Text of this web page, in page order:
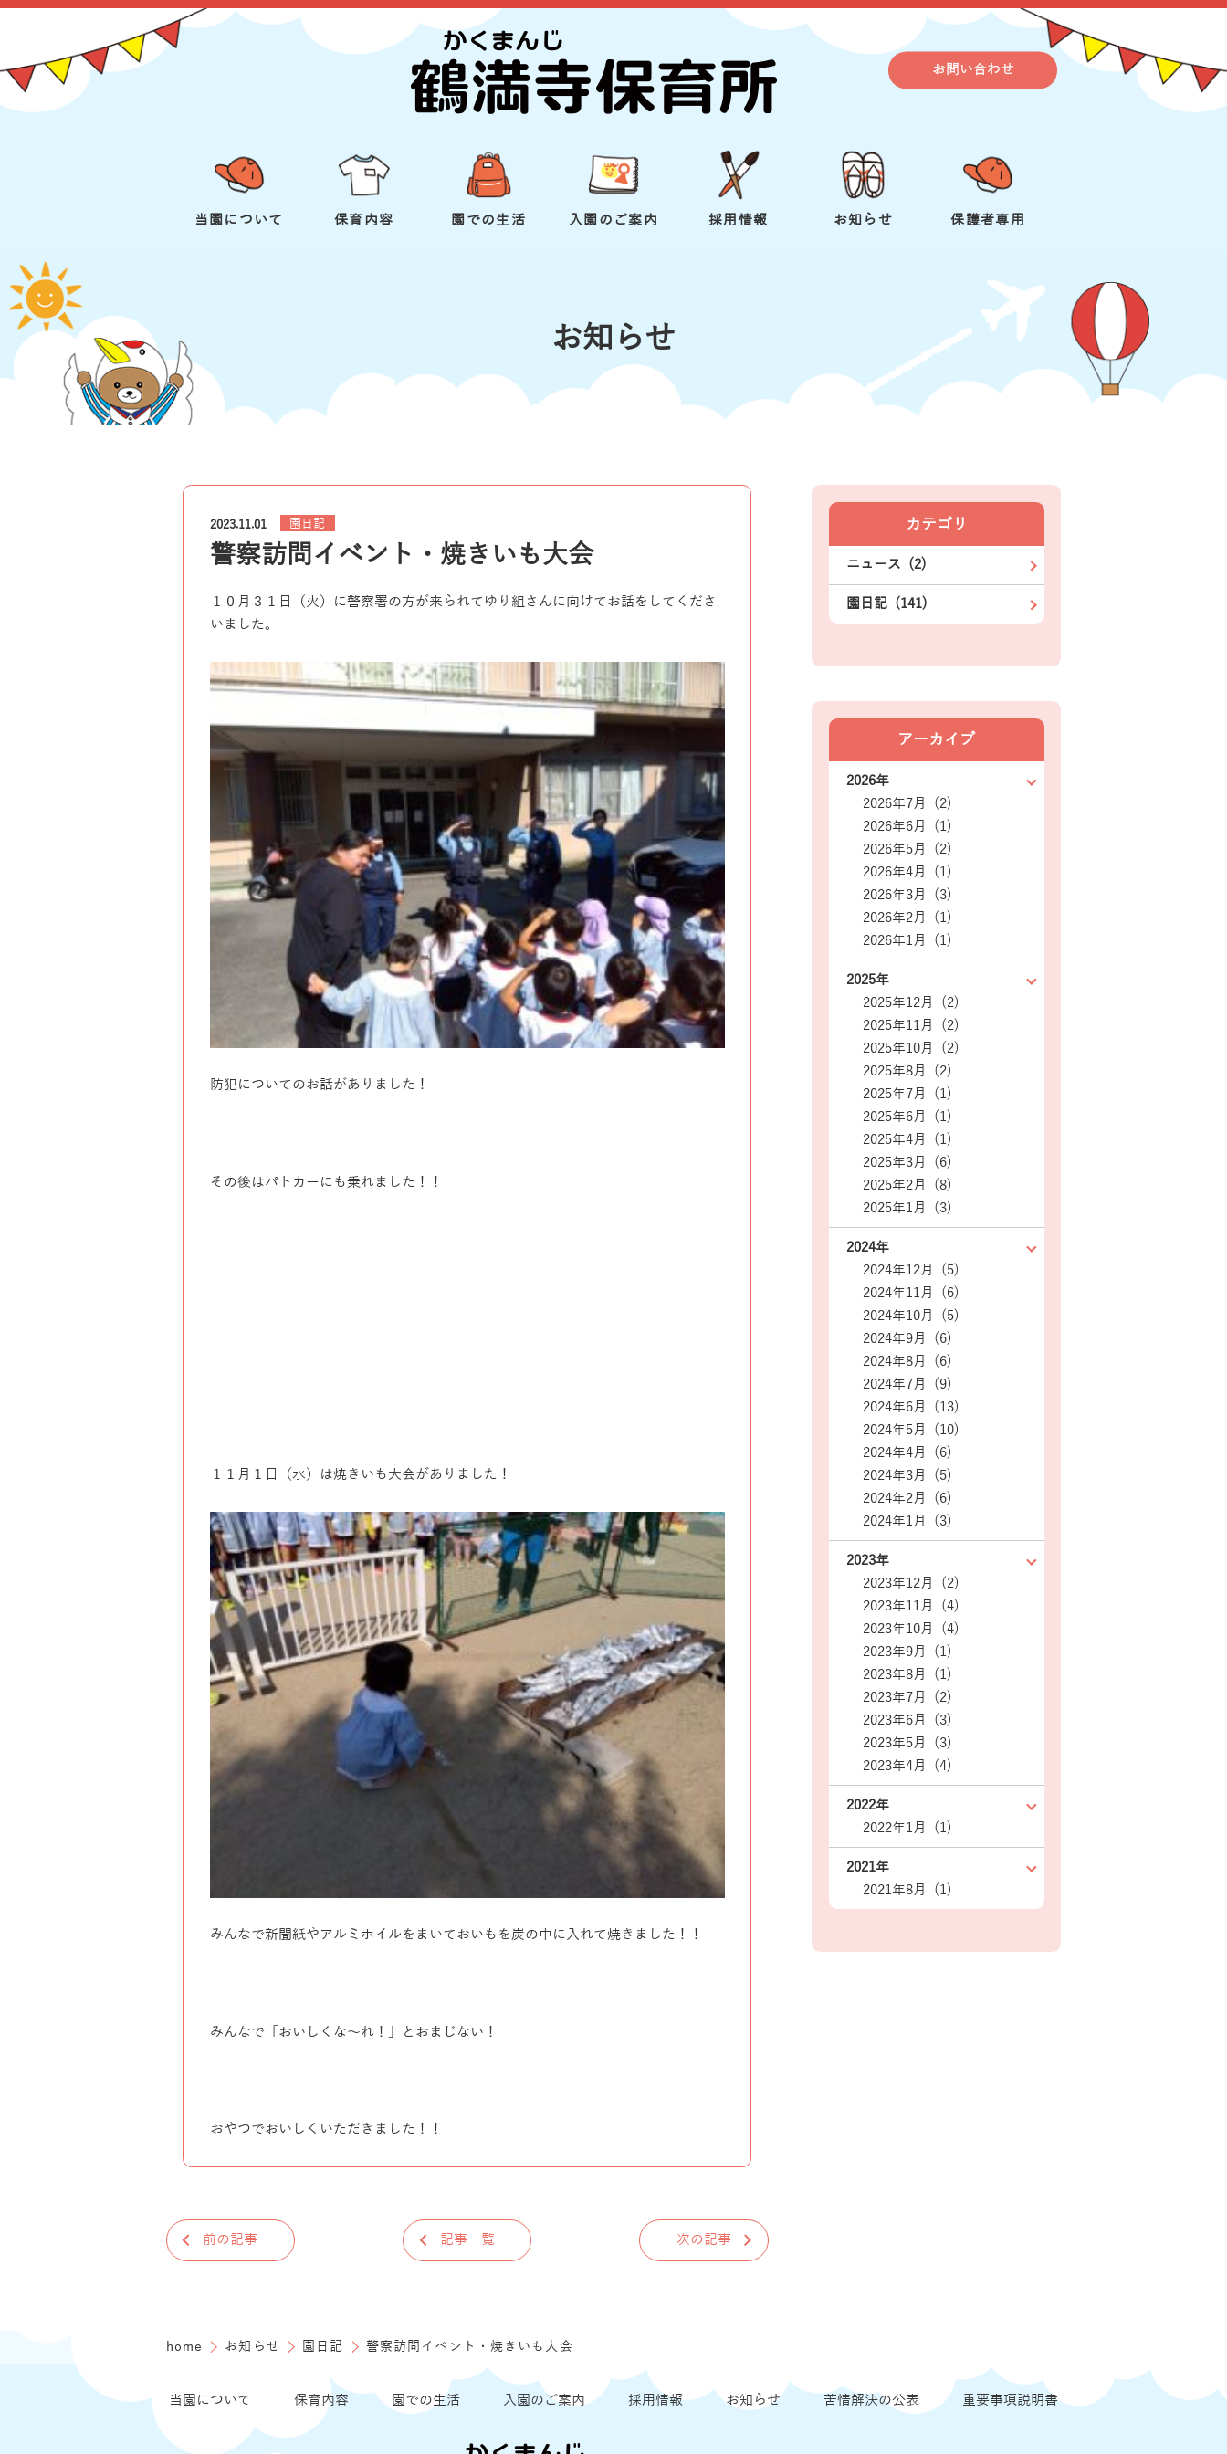
お問い合わせ
当園について 保育内容 園での生活 入園のご案内 採用情報 お知らせ 保護者専用
お知らせ
2023.11.01 園日記
警察訪問イベント・焼きいも大会
１０月３１日（火）に警察署の方が来られてゆり組さんに向けてお話をしてくださ
いました。
防犯についてのお話がありました！
その後はパトカーにも乗れました！！
１１月１日（水）は焼きいも大会がありました！
みんなで新聞紙やアルミホイルをまいておいもを炭の中に入れて焼きました！！
みんなで「おいしくな〜れ！」とおまじない！
おやつでおいしくいただきました！！
前の記事 記事一覧 次の記事
カテゴリ
ニュース (2)
園日記 (141)
アーカイブ
2026年
2026年7月 (2)
2026年6月 (1)
2026年5月 (2)
2026年4月 (1)
2026年3月 (3)
2026年2月 (1)
2026年1月 (1)
2025年
2025年12月 (2)
2025年11月 (2)
2025年10月 (2)
2025年8月 (2)
2025年7月 (1)
2025年6月 (1)
2025年4月 (1)
2025年3月 (6)
2025年2月 (8)
2025年1月 (3)
2024年
2024年12月 (5)
2024年11月 (6)
2024年10月 (5)
2024年9月 (6)
2024年8月 (6)
2024年7月 (9)
2024年6月 (13)
2024年5月 (10)
2024年4月 (6)
2024年3月 (5)
2024年2月 (6)
2024年1月 (3)
2023年
2023年12月 (2)
2023年11月 (4)
2023年10月 (4)
2023年9月 (1)
2023年8月 (1)
2023年7月 (2)
2023年6月 (3)
2023年5月 (3)
2023年4月 (4)
2022年
2022年1月 (1)
2021年
2021年8月 (1)
home お知らせ 園日記 警察訪問イベント・焼きいも大会
当園について 保育内容 園での生活 入園のご案内 採用情報 お知らせ 苦情解決の公表 重要事項説明書